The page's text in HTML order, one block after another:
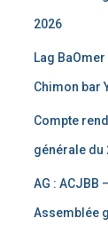
2026
Lag
Chimon bar
Compte
générale du
AG : ACJBB
Assemblée